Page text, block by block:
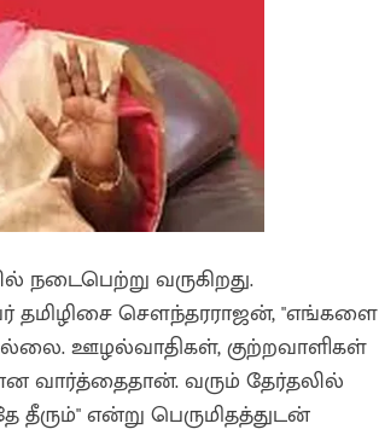
நடைபெற்று வருகிறது.
தமிழிசை சௌந்தரராஜன், "எங்களை
ஊழல்வாதிகள், குற்றவாளிகள்
வார்த்தைதான். வரும் தேர்தலில்
என்று பெருமிதத்துடன்